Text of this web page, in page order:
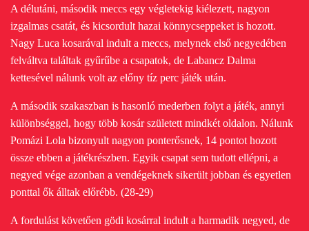
A délutáni, második meccs egy végletekig kiélezett, nagyon
izgalmas csatát, és kicsordult hazai könnycseppeket is hozott.
Nagy Luca kosarával indult a meccs, melynek első negyedében
felváltva találtak gyűrűbe a csapatok, de Labancz Dalma
kettesével nálunk volt az előny tíz perc játék után.
A második szakaszban is hasonló mederben folyt a játék, annyi
különbséggel, hogy több kosár született mindkét oldalon. Nálunk
Pomázi Lola bizonyult nagyon ponterősnek, 14 pontot hozott
össze ebben a játékrészben. Egyik csapat sem tudott ellépni, a
negyed vége azonban a vendégeknek sikerült jobban és egyetlen
ponttal ők álltak előrébb. (28-29)
A fordulást követően gödi kosárral indult a harmadik negyed, de